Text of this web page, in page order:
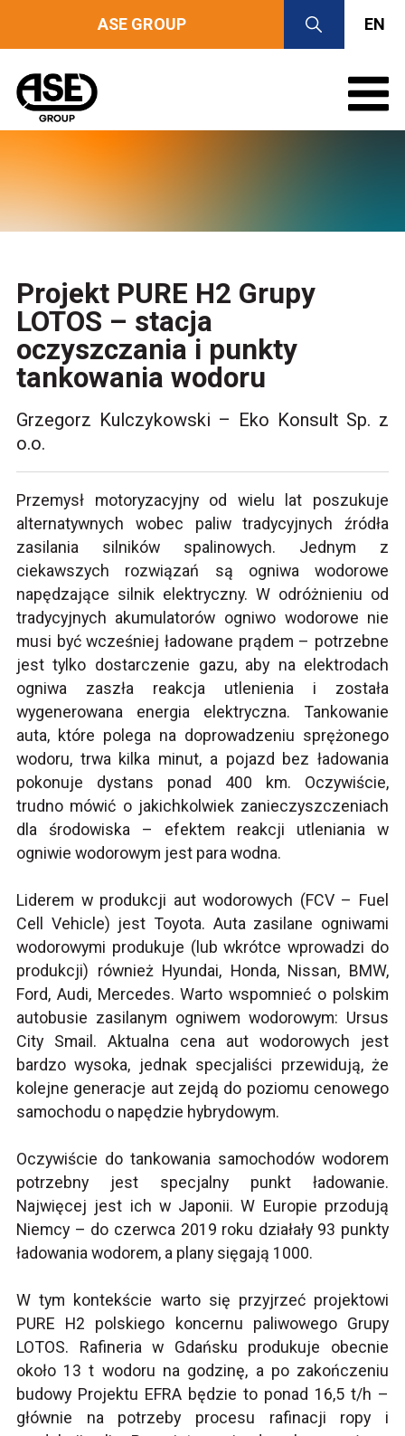
ASE GROUP EN
Projekt PURE H2 Grupy
LOTOS – stacja
oczyszczania i punkty
tankowania wodoru
Grzegorz Kulczykowski – Eko Konsult Sp. z
o.o.
Przemysł motoryzacyjny od wielu lat poszukuje
alternatywnych wobec paliw tradycyjnych źródła
zasilania silników spalinowych. Jednym z
ciekawszych rozwiązań są ogniwa wodorowe
napędzające silnik elektryczny. W odróżnieniu od
tradycyjnych akumulatorów ogniwo wodorowe nie
musi być wcześniej ładowane prądem – potrzebne
jest tylko dostarczenie gazu, aby na elektrodach
ogniwa zaszła reakcja utlenienia i została
wygenerowana energia elektryczna. Tankowanie
auta, które polega na doprowadzeniu sprężonego
wodoru, trwa kilka minut, a pojazd bez ładowania
pokonuje dystans ponad 400 km. Oczywiście,
trudno mówić o jakichkolwiek zanieczyszczeniach
dla środowiska – efektem reakcji utleniania w
ogniwie wodorowym jest para wodna.
Liderem w produkcji aut wodorowych (FCV – Fuel
Cell Vehicle) jest Toyota. Auta zasilane ogniwami
wodorowymi produkuje (lub wkrótce wprowadzi do
produkcji) również Hyundai, Honda, Nissan, BMW,
Ford, Audi, Mercedes. Warto wspomnieć o polskim
autobusie zasilanym ogniwem wodorowym: Ursus
City Smail. Aktualna cena aut wodorowych jest
bardzo wysoka, jednak specjaliści przewidują, że
kolejne generacje aut zejdą do poziomu cenowego
samochodu o napędzie hybrydowym.
Oczywiście do tankowania samochodów wodorem
potrzebny jest specjalny punkt ładowanie.
Najwięcej jest ich w Japonii. W Europie przodują
Niemcy – do czerwca 2019 roku działały 93 punkty
ładowania wodorem, a plany sięgają 1000.
W tym kontekście warto się przyjrzeć projektowi
PURE H2 polskiego koncernu paliwowego Grupy
LOTOS. Rafineria w Gdańsku produkuje obecnie
około 13 t wodoru na godzinę, a po zakończeniu
budowy Projektu EFRA będzie to ponad 16,5 t/h –
głównie na potrzeby procesu rafinacji ropy i